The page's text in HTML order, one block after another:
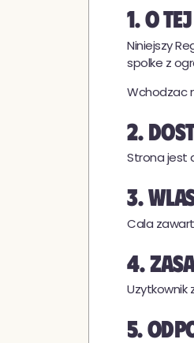
1. O
Niniejszy
spolke z
Wchodzac
2.
Strona jest
3.
Cala
4.
Uzytkownik
5.